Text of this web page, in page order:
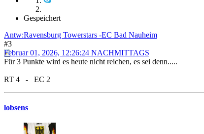
Gespeichert
Antw:Ravensburg Towerstars -EC Bad Nauheim
#3
Februar 01, 2026, 12:26:24 NACHMITTAGS
Für 3 Punkte wird es heute nicht reichen, es sei denn.....
RT 4 - EC 2
lobsens